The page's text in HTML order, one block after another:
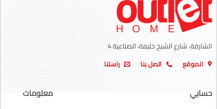
الشارقة، شارع الشيخ خليفة، الصناعية 4
الموقع اتصل بنا راسلنا
حسابي معلومات